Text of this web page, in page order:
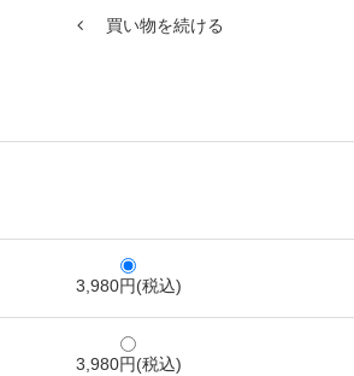
買い物を続ける
3,980円(税込)
3,980円(税込)